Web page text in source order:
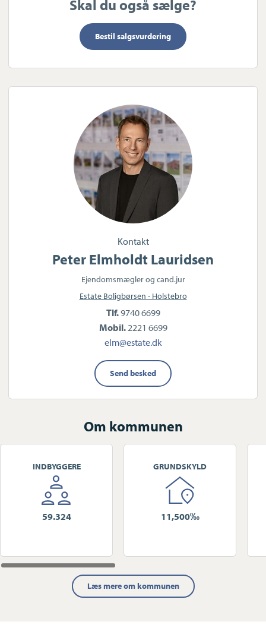
Skal du også sælge?
Bestil salgsvurdering
Kontakt
Peter Elmholdt Lauridsen
Ejendomsmægler og cand.jur
Estate Boligbørsen - Holstebro
Tlf.9740 6699
Mobil. 2221 6699
elm@estate.dk
Send besked
Om kommunen
INDBYGGERE
59.324
GRUNDSKYLD
11,500‰
Læs mere om kommunen